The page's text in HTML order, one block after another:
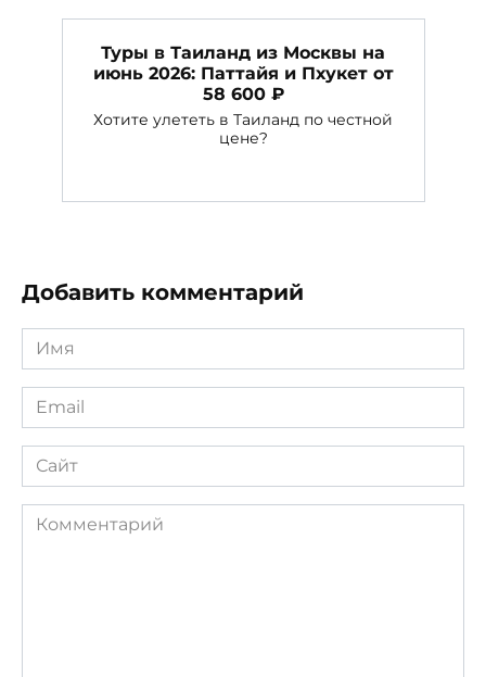
Туры в Таиланд из Москвы на
июнь 2026: Паттайя и Пхукет от
58 600 ₽
Хотите улететь в Таиланд по честной
цене?
Добавить комментарий
Имя
Email
Сайт
Комментарий